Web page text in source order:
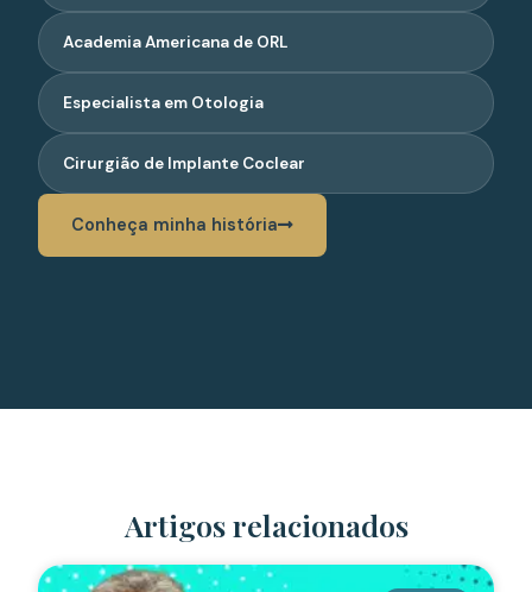
Academia Americana de ORL
Especialista em Otologia
Cirurgião de Implante Coclear
Conheça minha história
Artigos relacionados